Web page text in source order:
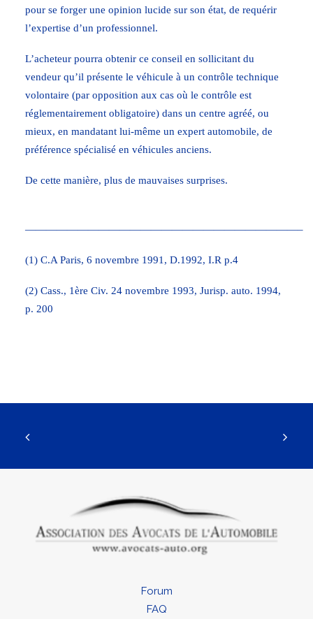
pour se forger une opinion lucide sur son état, de requérir
l’expertise d’un professionnel.
L’acheteur pourra obtenir ce conseil en sollicitant du
vendeur qu’il présente le véhicule à un contrôle technique
volontaire (par opposition aux cas où le contrôle est
réglementairement obligatoire) dans un centre agréé, ou
mieux, en mandatant lui-même un expert automobile, de
préférence spécialisé en véhicules anciens.
De cette manière, plus de mauvaises surprises.
——————————————————————————–
(1) C.A Paris, 6 novembre 1991, D.1992, I.R p.4
(2) Cass., 1ère Civ. 24 novembre 1993, Jurisp. auto. 1994,
p. 200
Forum
FAQ